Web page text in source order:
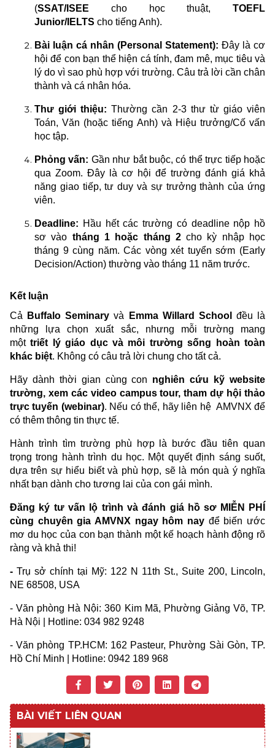
(SSAT/ISEE cho học thuật, TOEFL
Junior/IELTS cho tiếng Anh).
Bài luận cá nhân (Personal Statement): Đây là cơ
hội để con bạn thể hiện cá tính, đam mê, mục tiêu và
lý do vì sao phù hợp với trường. Câu trả lời cần chân
thành và cá nhân hóa.
Thư giới thiệu: Thường cần 2-3 thư từ giáo viên
Toán, Văn (hoặc tiếng Anh) và Hiệu trưởng/Cố vấn
học tập.
Phỏng vấn: Gần như bắt buộc, có thể trực tiếp hoặc
qua Zoom. Đây là cơ hội để trường đánh giá khả
năng giao tiếp, tư duy và sự trưởng thành của ứng
viên.
Deadline: Hầu hết các trường có deadline nộp hồ
sơ vào tháng 1 hoặc tháng 2cho kỳ nhập học
tháng 9 cùng năm. Các vòng xét tuyển sớm (Early
Decision/Action) thường vào tháng 11 năm trước.
Kết luận
Cả
Buffalo Seminary và Emma Willard School
đều là
những lựa chọn xuất sắc, nhưng mỗi trường mang
mộttriết lý giáo dục và môi trường sống hoàn toàn
khác biệt. Không có câu trả lời chung cho tất cả.
Hãy dành thời gian cùng con nghiên cứu kỹ website
trường, xem các video campus tour, tham dự hội thảo
trực tuyến (webinar). Nếu có thể, hãy liên hệ AMVNX để
có thêm thông tin thực tế.
Hành trình tìm trường phù hợp là bước đầu tiên quan
trọng trong hành trình du học. Một quyết định sáng suốt,
dựa trên sự hiểu biết và phù hợp, sẽ là món quà ý nghĩa
nhất bạn dành cho tương lai của con gái mình.
Đăng ký tư vấn lộ trình và đánh giá hồ sơ MIỄN PHÍ
cùng chuyên gia AMVNX ngay hôm nay để biến ước
mơ du học của con bạn thành một kế hoạch hành động rõ
ràng và khả thi!
- Trụ sở chính tại Mỹ: 122 N 11th St., Suite 200, Lincoln,
NE 68508, USA
- Văn phòng Hà Nội: 360 Kim Mã, Phường Giảng Võ, TP.
Hà Nội | Hotline: 034 982 9248
- Văn phòng TP.HCM: 162 Pasteur, Phường Sài Gòn, TP.
Hồ Chí Minh | Hotline: 0942 189 968
BÀI VIẾT LIÊN QUAN